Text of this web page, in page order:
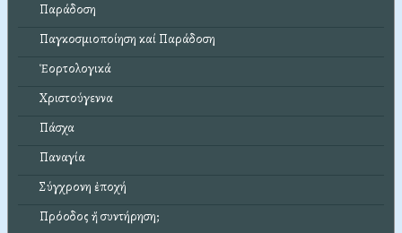
Παράδοση
Παγκοσμιοποίηση καί Παράδοση
Ἑορτολογικά
Χριστούγεννα
Πάσχα
Παναγία
Σύγχρονη ἐποχή
Πρόοδος ἤ συντήρηση;